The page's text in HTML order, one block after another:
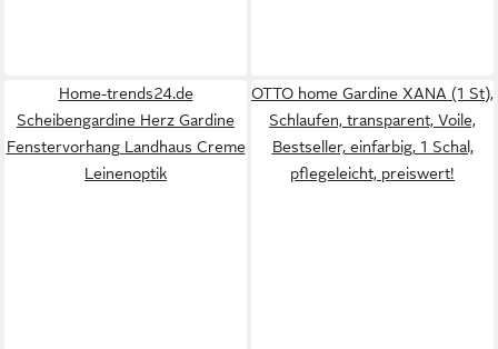
Home-trends24.de
Scheibengardine Herz Gardine
Fenstervorhang Landhaus Creme
Leinenoptik
OTTO home Gardine XANA (1 St),
Schlaufen, transparent, Voile,
Bestseller, einfarbig, 1 Schal,
pflegeleicht, preiswert!